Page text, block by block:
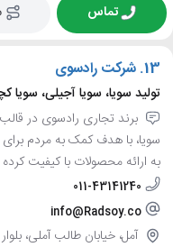
تماس
13. شرکت رادسوی
تولید سویا، سویا آجیلی، سویا
برند تجاری رادسوی در
سویا، با هدف کمک به مردم
به ارائه محصولات با کیفیت
011-43141240
info@Radsoy.co
آمل، خیابان طالب آملی،